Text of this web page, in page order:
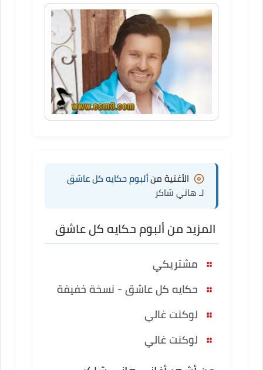
الأغنية منألبوم حكايه كل عاشق
لـ هاني شاكر
المزيد من ألبوم حكايه كل عاشق
مشتريكي
حكايه كل عاشق - نسخة خفيفة
لوكنت غالي
لوكنت غالي